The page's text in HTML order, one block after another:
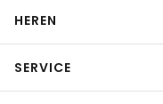
HEREN
SERVICE